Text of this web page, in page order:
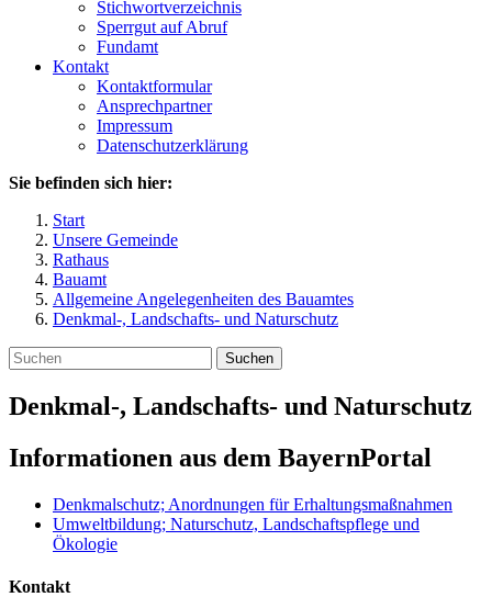
Stichwortverzeichnis
Sperrgut auf Abruf
Fundamt
Kontakt
Kontaktformular
Ansprechpartner
Impressum
Datenschutzerklärung
Sie befinden sich hier:
Start
Unsere Gemeinde
Rathaus
Bauamt
Allgemeine Angelegenheiten des Bauamtes
Denkmal-, Landschafts- und Naturschutz
Suchen
Denkmal-, Landschafts- und Naturschutz
Informationen aus dem BayernPortal
Denkmalschutz; Anordnungen für Erhaltungsmaßnahmen
Umweltbildung; Naturschutz, Landschaftspflege und
Ökologie
Kontakt